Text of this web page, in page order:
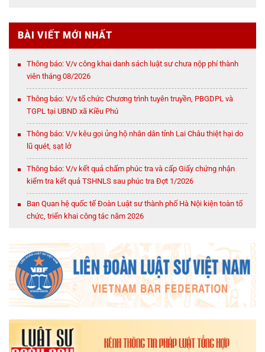
BÀI VIẾT MỚI NHẤT
Thông báo: V/v công khai danh sách luật sư chưa nộp phí thành
viên tháng 08/2026
Thông báo: V/v tổ chức Chương trình tuyên truyền, PBGDPL và
TGPL tại UBND xã Kiều Phú
Thông báo: V/v kêu gọi ủng hộ nhân dân tỉnh Lai Châu thiệt hại do
lũ quét, sạt lở
Thông báo: V/v kết quả chấm phúc tra và cấp Giấy chứng nhận
kiểm tra kết quả TSHNLS sau phúc tra Đợt 1/2026
Ban Quan hệ quốc tế Đoàn Luật sư thành phố Hà Nội kiện toàn tổ
chức, triển khai công tác năm 2026